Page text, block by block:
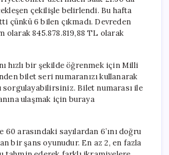
İkramiye
Detayları
için
çekilişle belirlendi. Bu hafta
çünkü 6 bilen çıkmadı. Devreden
olarak 845.878.819,88 TL olarak
hızlı bir şekilde öğrenmek için Milli
bilet seri numaranızı kullanarak
sorgulayabilirsiniz. Bilet numarası ile
ulaşmak için buraya
arasındaki sayılardan 6’ını doğru
bir şans oyunudur. En az 2, en fazla